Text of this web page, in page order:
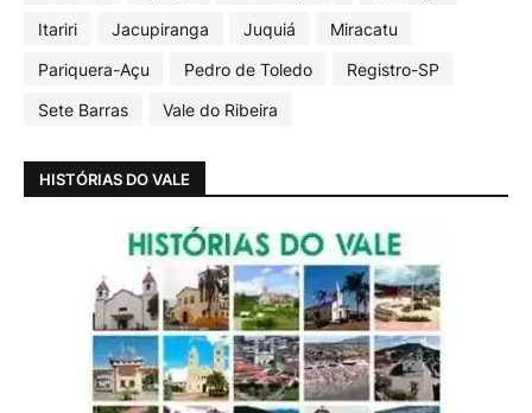
Itariri
Jacupiranga Juquiá
Miracatu
Pariquera-Açu
Pedro de Toledo
Registro-SP
Sete Barras
Vale do Ribeira
HISTÓRIAS DO VALE